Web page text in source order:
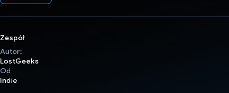
Zespół
Autor:
LostGeeks
Od
Indie